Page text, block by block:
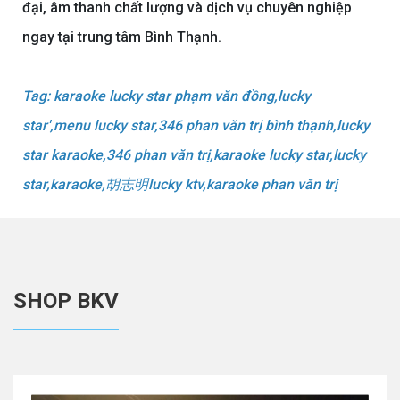
đại, âm thanh chất lượng và dịch vụ chuyên nghiệp
ngay tại trung tâm Bình Thạnh.
Tag: karaoke lucky star phạm văn đồng,lucky
star',menu lucky star,346 phan văn trị bình thạnh,lucky
star karaoke,346 phan văn trị,karaoke lucky star,lucky
star,karaoke,胡志明lucky ktv,karaoke phan văn trị
SHOP BKV